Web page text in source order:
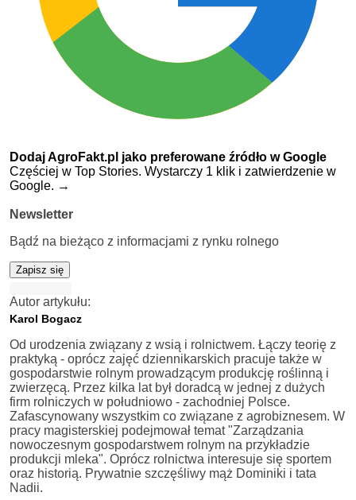
Dodaj AgroFakt.pl jako preferowane źródło w Google
Częściej w Top Stories. Wystarczy 1 klik i zatwierdzenie w
Google. →
Newsletter
Bądź na bieżąco z informacjami z rynku rolnego
Zapisz się
Autor artykułu:
Karol Bogacz
Od urodzenia związany z wsią i rolnictwem. Łączy teorię z
praktyką - oprócz zajęć dziennikarskich pracuje także w
gospodarstwie rolnym prowadzącym produkcję roślinną i
zwierzęcą. Przez kilka lat był doradcą w jednej z dużych
firm rolniczych w południowo - zachodniej Polsce.
Zafascynowany wszystkim co związane z agrobiznesem. W
pracy magisterskiej podejmował temat "Zarządzania
nowoczesnym gospodarstwem rolnym na przykładzie
produkcji mleka". Oprócz rolnictwa interesuje się sportem
oraz historią. Prywatnie szczęśliwy mąż Dominiki i tata
Nadii.